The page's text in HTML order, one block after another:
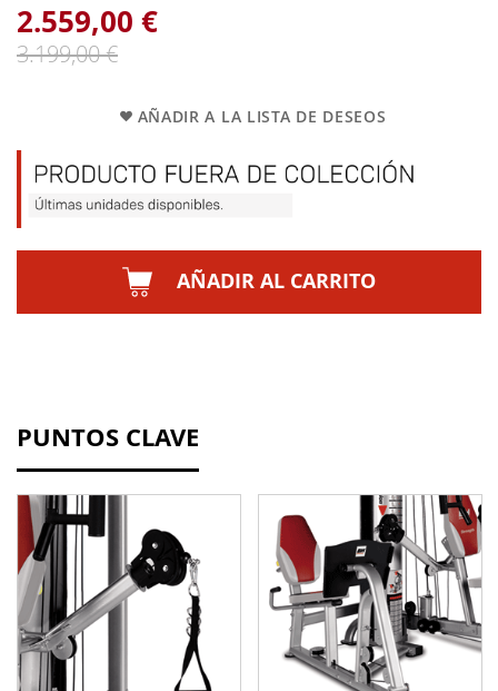
3.199,00 €
2.559,00 €
AÑADIR A LA LISTA DE DESEOS
AÑADIR AL CARRITO
PUNTOS CLAVE